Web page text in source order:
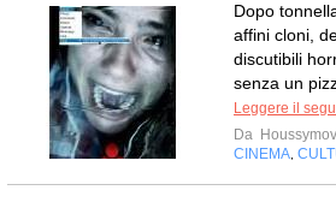
Dopo
affini cloni,
discutibili
senza un
Leggere il
Da
CINEMA,